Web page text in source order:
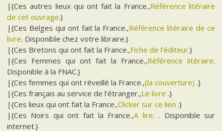
|{Ces autres lieux qui ont fait la France.,Référence litéraire
de cet ouvrage.}
|{Ces Belges qui ont fait la France.,Référence litéraire de ce
livre. Disponible chez votre libraire.}
|{Ces Bretons qui ont fait la France.,Fiche de l’éditeur.}
|{Ces Femmes qui ont fait la France.,Référence litéraire.
Disponible à la FNAC.}
|{Ces femmes qui ont réveillé la France.,(la couverture) .}
|{Ces français au service de l’étranger.,Le livre .}
|{Ces lieux qui ont fait la France.,Clicker sur ce lien .}
|{Ces Noirs qui ont fait la France.,A lire. . Disponible sur
internet.}